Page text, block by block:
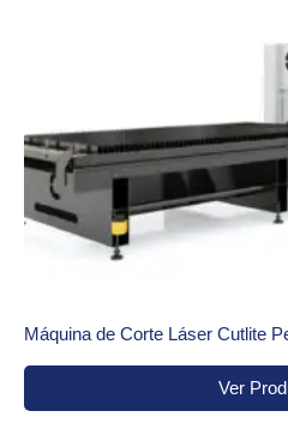
Máquina de Corte Láser Cutlite
Ver